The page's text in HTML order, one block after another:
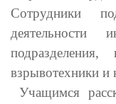
Сотрудники
деятельности
взрывотехники и
Учащимся